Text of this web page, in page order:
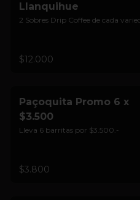
Llanquihue
2 Sobres Drip Coffee de cada
$12.000
Paçoquita Promo 6 x
$3.500
Lleva 6 barritas por $3.500.-
$3.800